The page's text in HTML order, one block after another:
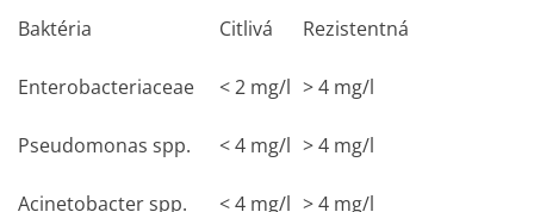
Baktéria Citlivá Rezistentná
Enterobacteri­aceae <2 mg/l > 4 mg/l
Pseudomonas spp. <4 mg/l > 4 mg/l
Acinetobacter spp. <4 mg/l > 4 mg/l